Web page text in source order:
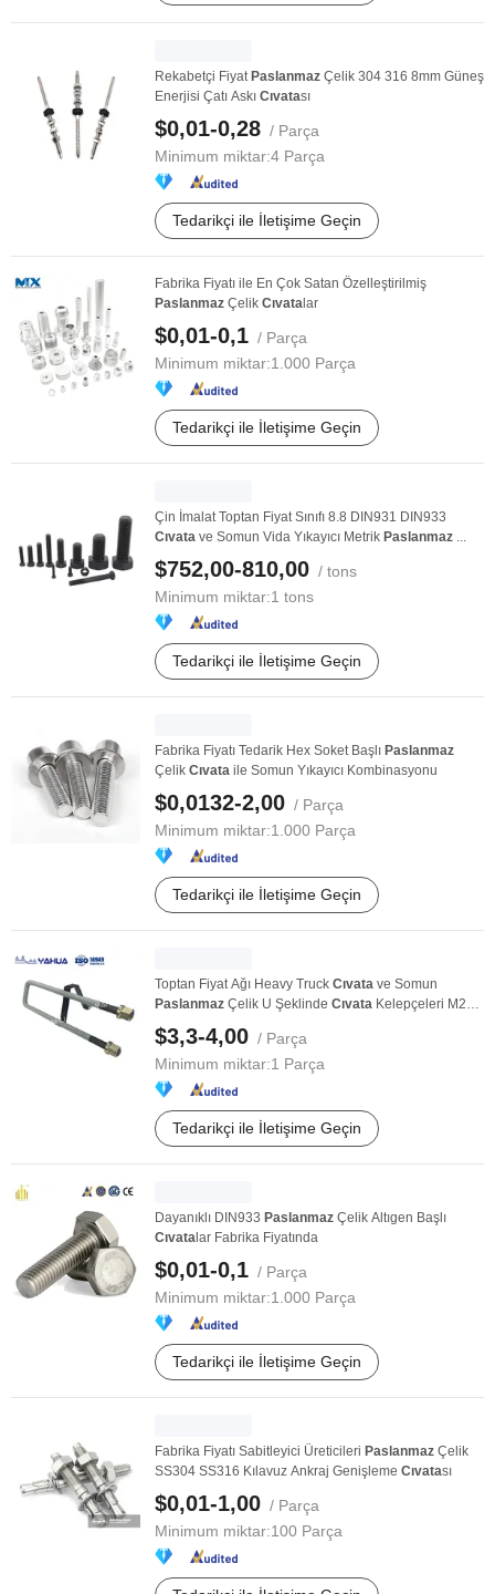
Rekabetçi Fiyat Paslanmaz Çelik 304 316 8mm Güneş
Enerjisi Çatı Askı Cıvatası
$0,01-0,28 / Parça
Minimum miktar:4 Parça
Tedarikçi ile İletişime Geçin
Fabrika Fiyatı ile En Çok Satan Özelleştirilmiş
Paslanmaz Çelik Cıvata lar
$0,01-0,1 / Parça
Minimum miktar:1.000 Parça
Tedarikçi ile İletişime Geçin
Çin İmalat Toptan Fiyat Sınıfı 8.8 DIN931 DIN933
Cıvata ve Somun Vida Yıkayıcı Metrik Paslanmaz ...
$752,00-810,00 / tons
Minimum miktar:1 tons
Tedarikçi ile İletişime Geçin
Fabrika Fiyatı Tedarik Hex Soket Başlı Paslanmaz
Çelik Cıvata ile Somun Yıkayıcı Kombinasyonu
$0,0132-2,00 / Parça
Minimum miktar:1.000 Parça
Tedarikçi ile İletişime Geçin
Toptan Fiyat Ağı Heavy Truck Cıvata ve Somun
Paslanmaz Çelik U Şeklinde Cıvata Kelepçeleri M20
U ...
$3,3-4,00 / Parça
Minimum miktar:1 Parça
Tedarikçi ile İletişime Geçin
Dayanıklı DIN933 Paslanmaz Çelik Altıgen Başlı
Cıvata lar Fabrika Fiyatında
$0,01-0,1 / Parça
Minimum miktar:1.000 Parça
Tedarikçi ile İletişime Geçin
Fabrika Fiyatı Sabitleyici Üreticileri Paslanmaz Çelik
SS304 SS316 Kılavuz Ankraj Genişleme Cıvatası
$0,01-1,00 / Parça
Minimum miktar:100 Parça